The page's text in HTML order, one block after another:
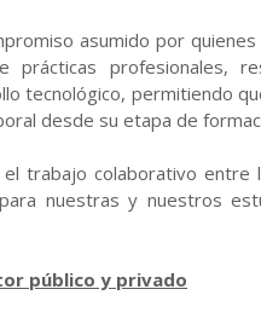
asumido por
profesionales,
tecnológico, permitiendo
desde su etapa de
trabajo colaborativo
nuestras y nuestros
público y privado